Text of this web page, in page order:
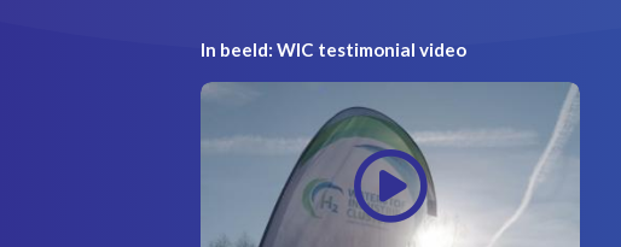
In beeld: WIC testimonial video